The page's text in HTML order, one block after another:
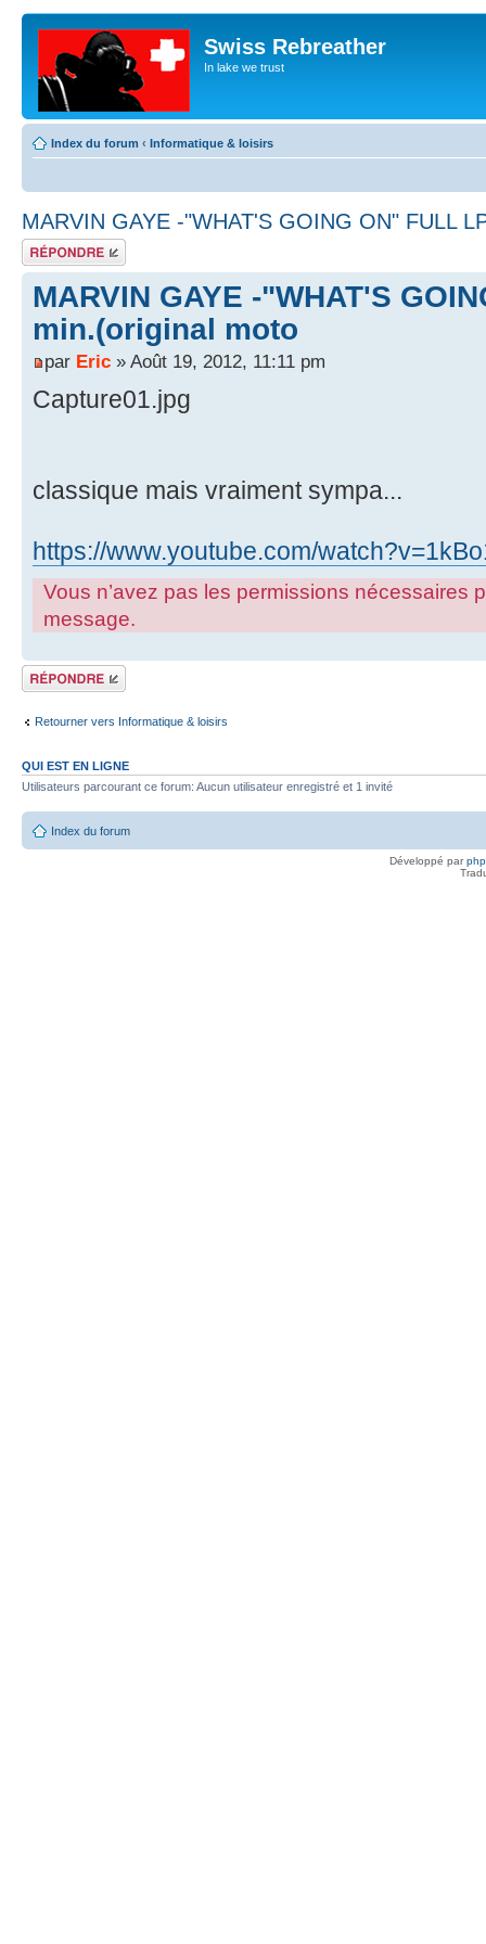
Swiss Rebreather
In lake we trust
Index du forum ‹ Informatique & loisirs
MARVIN GAYE -"WHAT'S GOING ON" FULL
Répondre
MARVIN GAYE -"WHAT'S
min.(original moto
par Eric » Août 19, 2012, 11:11 pm
Capture01.jpg
classique mais vraiment sympa...
https://www.youtube.com/
Vous n’avez pas les permissions nécessaires
message.
Répondre
Retourner vers Informatique & loisirs
QUI EST EN LIGNE
Utilisateurs parcourant ce forum: Aucun utilisateur enregistré et 1 invité
Index du forum
Développé par